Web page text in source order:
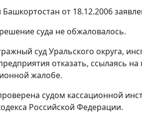
от 18.12.2006
суда не обжаловалось.
суд Уральского округа,
отказать, ссылаясь
жалобе.
судом кассационной
Российской Федерации.